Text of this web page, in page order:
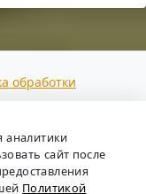
обработки
и
агентствах
тенденции рынка
уровень
аналитики
сайт после
Политикой